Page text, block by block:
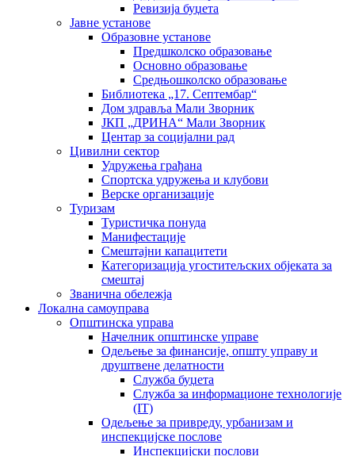
Ревизија буџета
Јавне установе
Образовне установе
Предшколско образовање
Основно образовање
Средњошколско образовање
Библиотека „17. Септембар“
Дом здравља Мали Зворник
ЈКП „ДРИНА“ Мали Зворник
Центар за социјални рад
Цивилни сектор
Удружења грађана
Спортска удружења и клубови
Верске организације
Туризам
Туристичка понуда
Манифестације
Смештајни капацитети
Категоризација угоститељских објеката за
смештај
Званична обележја
Локална самоуправа
Општинска управа
Начелник општинске управе
Одељење за финансије, општу управу и
друштвене делатности
Служба буџета
Служба за информационе технологије
(IT)
Одељење за привреду, урбанизам и
инспекцијске послове
Инспекцијски послови